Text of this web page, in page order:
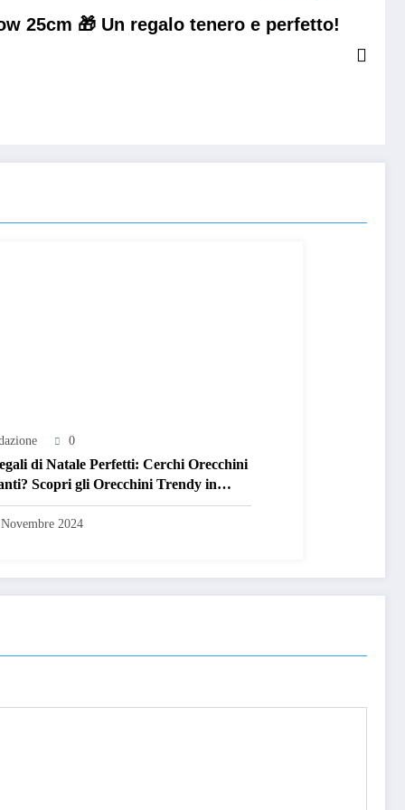
25cm 🎁 Un regalo tenero e perfetto!
0
di Natale Perfetti: Cerchi Orecchini
Scopri gli Orecchini Trendy in
Inossidabile Dorato! 🎁
2024